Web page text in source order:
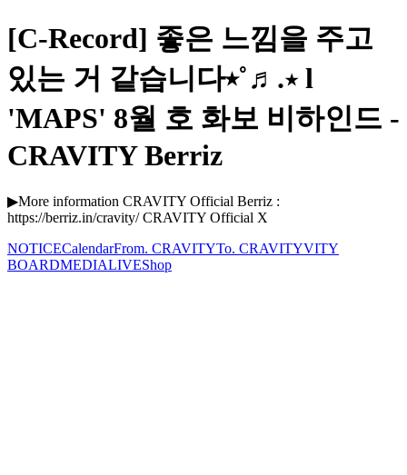
[C-Record] 좋은 느낌을 주고
있는 거 같습니다⭒˚♬.⋆ l
'MAPS' 8월 호 화보 비하인드 -
CRAVITY Berriz
▶More information CRAVITY Official Berriz :
https://berriz.in/cravity/ CRAVITY Official X
NOTICECalendarFrom. CRAVITYTo. CRAVITYVITY
BOARDMEDIALIVEShop